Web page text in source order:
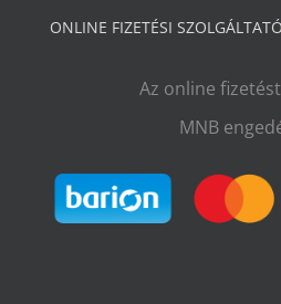
ONLINE FIZETÉSI SZOLGÁLTATÓ
Az online
MNB